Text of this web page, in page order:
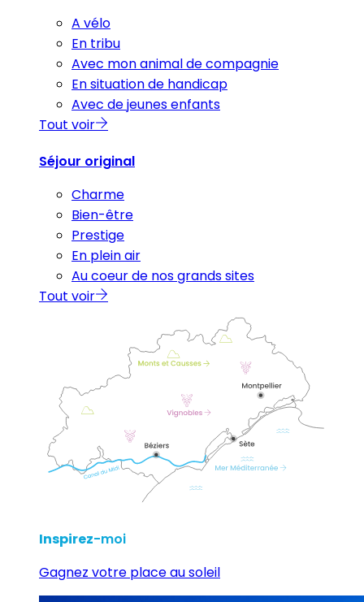
A vélo
En tribu
Avec mon animal de compagnie
En situation de handicap
Avec de jeunes enfants
Tout voir
Séjour original
Charme
Bien-être
Prestige
En plein air
Au coeur de nos grands sites
Tout voir
Inspirez-moi
Gagnez votre place au soleil